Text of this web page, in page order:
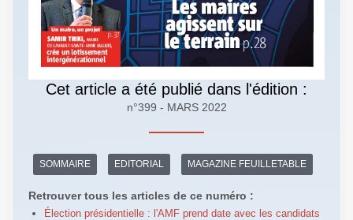
Cet article a été publié dans l'édition :
n°399 - MARS 2022
SOMMAIRE EDITORIAL MAGAZINE FEUILLETABLE
Retrouver tous les articles de ce numéro :
Élection présidentielle : l'AMF prend date avec les candidats